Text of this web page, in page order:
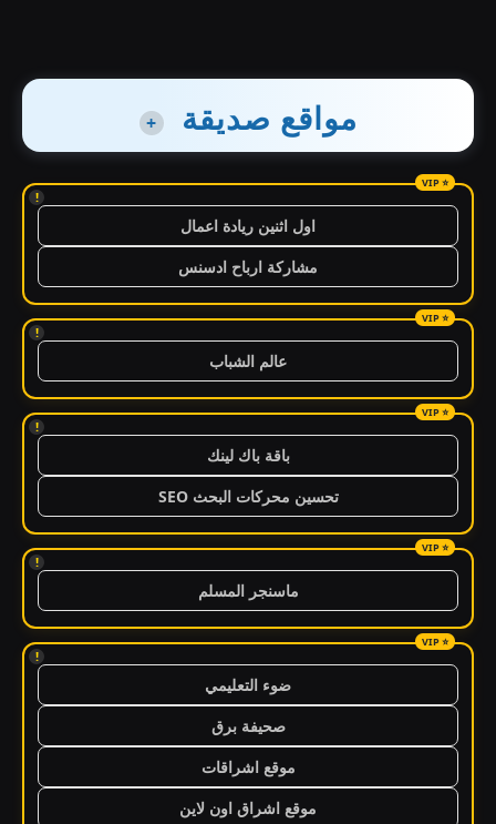
مواقع صديقة +
!
اول اثنين ريادة اعمال
مشاركة ارباح ادسنس
!
عالم الشباب
!
باقة باك لينك
تحسين محركات البحث SEO
!
ماسنجر المسلم
!
ضوء التعليمي
صحيفة برق
موقع اشراقات
موقع اشراق اون لاين